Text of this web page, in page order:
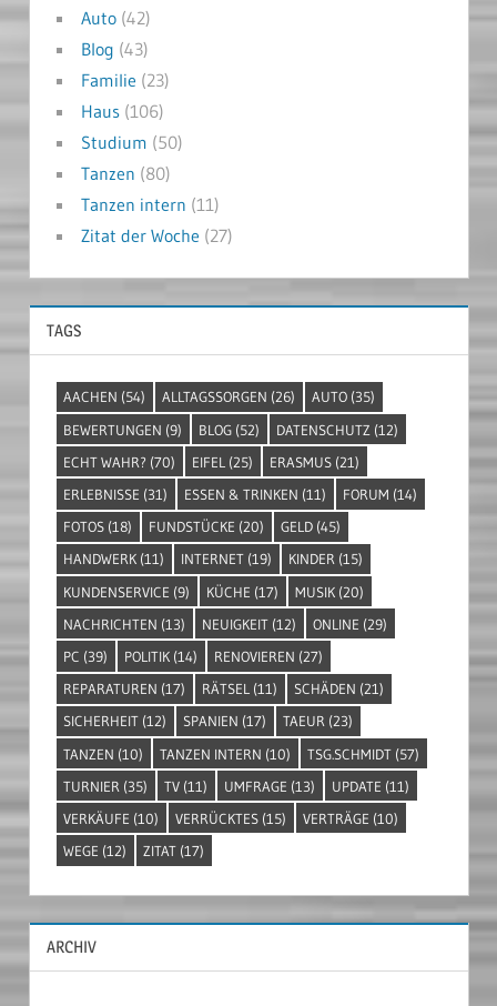
Auto(42)
Blog (43)
Familie (23)
Haus(106)
Studium (50)
Tanzen (80)
Tanzen intern (11)
Zitat der Woche (27)
TAGS
AACHEN (54) ALLTAGSSORGEN (26) AUTO (35)
BEWERTUNGEN (9) BLOG (52) DATENSCHUTZ (12)
ECHT WAHR? (70) EIFEL (25) ERASMUS (21)
ERLEBNISSE (31) ESSEN & TRINKEN (11) FORUM (14)
FOTOS (18) FUNDSTÜCKE (20) GELD (45)
HANDWERK (11) INTERNET (19) KINDER (15)
KUNDENSERVICE (9) KÜCHE (17) MUSIK (20)
NACHRICHTEN (13) NEUIGKEIT (12) ONLINE (29)
PC (39) POLITIK (14) RENOVIEREN (27)
REPARATUREN (17) RÄTSEL (11) SCHÄDEN (21)
SICHERHEIT (12) SPANIEN (17) TAEUR (23)
TANZEN (10) TANZEN INTERN (10) TSG.SCHMIDT (57)
TURNIER (35) TV (11) UMFRAGE (13) UPDATE (11)
VERKÄUFE (10) VERRÜCKTES (15) VERTRÄGE (10)
WEGE (12) ZITAT (17)
ARCHIV